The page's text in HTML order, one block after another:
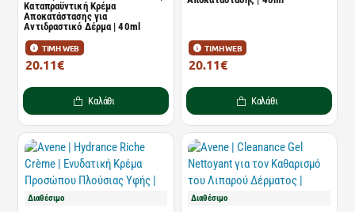
Καταπραϋντική Κρέμα
Αποκατάστασης για
Αντιδραστικό Δέρμα | 40ml
ΤΙΜΗ WEB
20.11€
Καλάθι
ΤΙΜΗ WEB
20.11€
Καλάθι
Διαθέσιμο Διαθέσιμο